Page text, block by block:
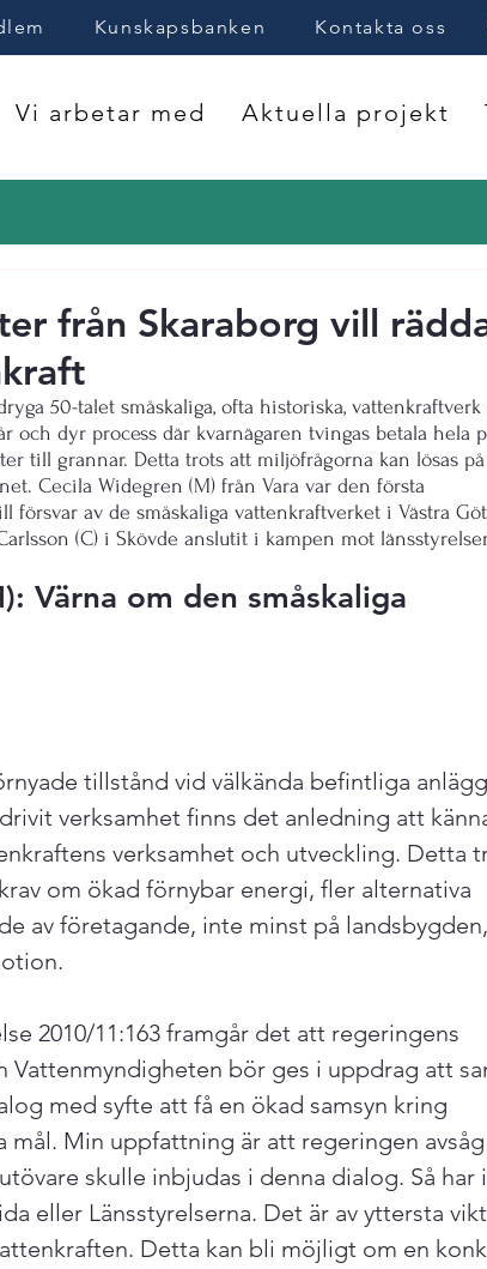
Kunskapsbanken Kontakta oss
Vi arbetar med Aktuella projekt
från Skaraborg vill
50-talet småskaliga, ofta historiska,
och dyr process där kvarnägaren tvingas betala hela
till grannar. Detta trots att miljöfrågorna kan lösas på
Cecila Widegren (M) från Vara var den första
försvar av de småskaliga vattenkraftverket i Västra
(C) i Skövde anslutit i kampen mot
Värna om den småskaliga
tillstånd vid välkända befintliga
verksamhet finns det anledning att
verksamhet och utveckling. Detta
om ökad förnybar energi, fler alternativa
av företagande, inte minst på
2010/11:163 framgår det att regeringens
Vattenmyndigheten bör ges i uppdrag att
med syfte att få en ökad samsyn kring
mål. Min uppfattning är att regeringen
skulle inbjudas i denna dialog. Så har
eller Länsstyrelserna. Det är av yttersta
Detta kan bli möjligt om en